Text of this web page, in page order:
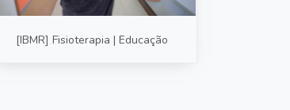
[IBMR] Fisioterapia | Educação